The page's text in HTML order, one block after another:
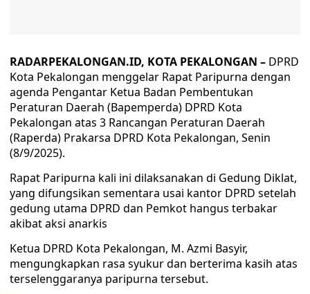
RADARPEKALONGAN.ID, KOTA PEKALONGAN – DPRD
Kota Pekalongan menggelar Rapat Paripurna dengan
agenda Pengantar Ketua Badan Pembentukan
Peraturan Daerah (Bapemperda) DPRD Kota
Pekalongan atas 3 Rancangan Peraturan Daerah
(Raperda) Prakarsa DPRD Kota Pekalongan, Senin
(8/9/2025).
Rapat Paripurna kali ini dilaksanakan di Gedung Diklat,
yang difungsikan sementara usai kantor DPRD setelah
gedung utama DPRD dan Pemkot hangus terbakar
akibat aksi anarkis
Ketua DPRD Kota Pekalongan, M. Azmi Basyir,
mengungkapkan rasa syukur dan berterima kasih atas
terselenggaranya paripurna tersebut.